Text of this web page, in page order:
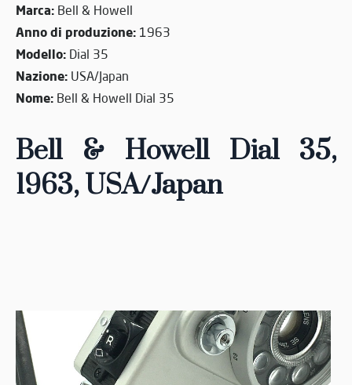
Marca: Bell & Howell
Anno di produzione: 1963
Modello: Dial 35
Nazione: USA/Japan
Nome: Bell & Howell Dial 35
Bell & Howell Dial 35,
1963, USA/Japan